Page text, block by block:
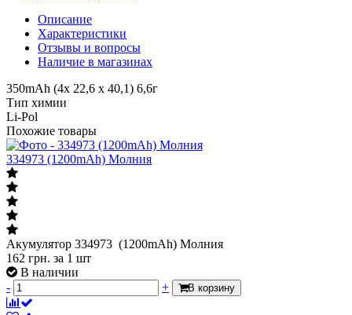
Описание
Характеристики
Отзывы и вопросы
Наличие в магазинах
350mAh (4х 22,6 х 40,1) 6,6г
Тип химии
Li-Pol
Похожие товары
334973 (1200mAh) Молния
Акумулятор 334973 (1200mAh) Молния
162 грн. за 1 шт
В наличии
-
+ В корзину